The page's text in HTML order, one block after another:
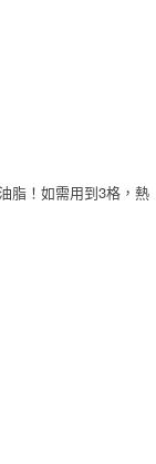
脂！如需用到3格，熱